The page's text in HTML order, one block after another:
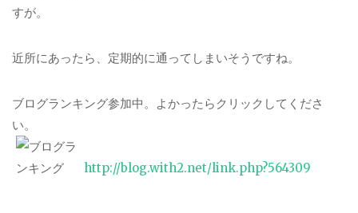
すが。
近所にあったら、定期的に通ってしまいそうですね。
ブログランキング参加中。よかったらクリックしてくださ
い。
http://blog.with2.net/link.php?564309